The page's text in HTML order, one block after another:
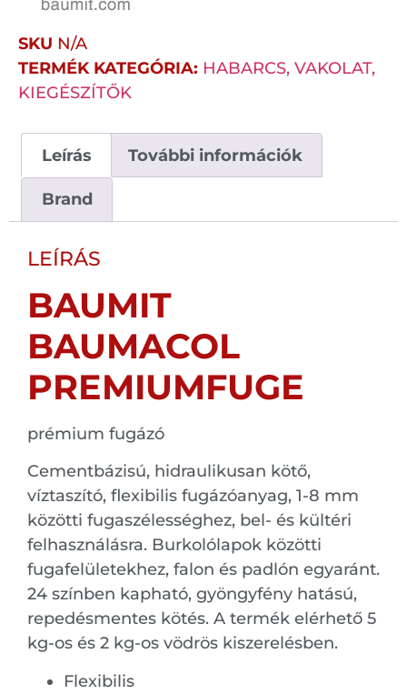
SKU N/A
TERMÉK KATEGÓRIA: HABARCS, VAKOLAT,
KIEGÉSZÍTŐK
Leírás További információk
Brand
LEÍRÁS
BAUMIT
BAUMACOL
PREMIUMFUGE
prémium fugázó
Cementbázisú, hidraulikusan kötő,
víztaszító, flexibilis fugázóanyag, 1-8 mm
közötti fugaszélességhez, bel- és kültéri
felhasználásra. Burkolólapok közötti
fugafelületekhez, falon és padlón egyaránt.
24 színben kapható, gyöngyfény hatású,
repedésmentes kötés. A termék elérhető 5
kg-os és 2 kg-os vödrös kiszerelésben.
Flexibilis